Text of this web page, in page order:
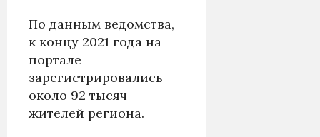
По данным ведомства,
к концу 2021 года на
портале
зарегистрировались
около 92 тысяч
жителей региона.